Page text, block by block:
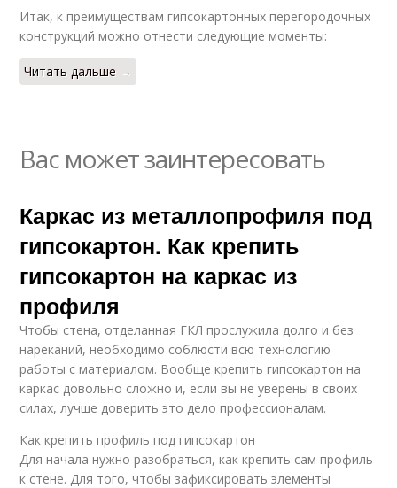
Итак, к преимуществам гипсокартонных перегородочных
конструкций можно отнести следующие моменты:
Читать дальше →
Вас может заинтересовать
Каркас из металлопрофиля под
гипсокартон. Как крепить
гипсокартон на каркас из
профиля
Чтобы стена, отделанная ГКЛ прослужила долго и без
нареканий, необходимо соблюсти всю технологию
работы с материалом. Вообще крепить гипсокартон на
каркас довольно сложно и, если вы не уверены в своих
силах, лучше доверить это дело профессионалам.
Как крепить профиль под гипсокартон
Для начала нужно разобраться, как крепить сам профиль
к стене. Для того, чтобы зафиксировать элементы